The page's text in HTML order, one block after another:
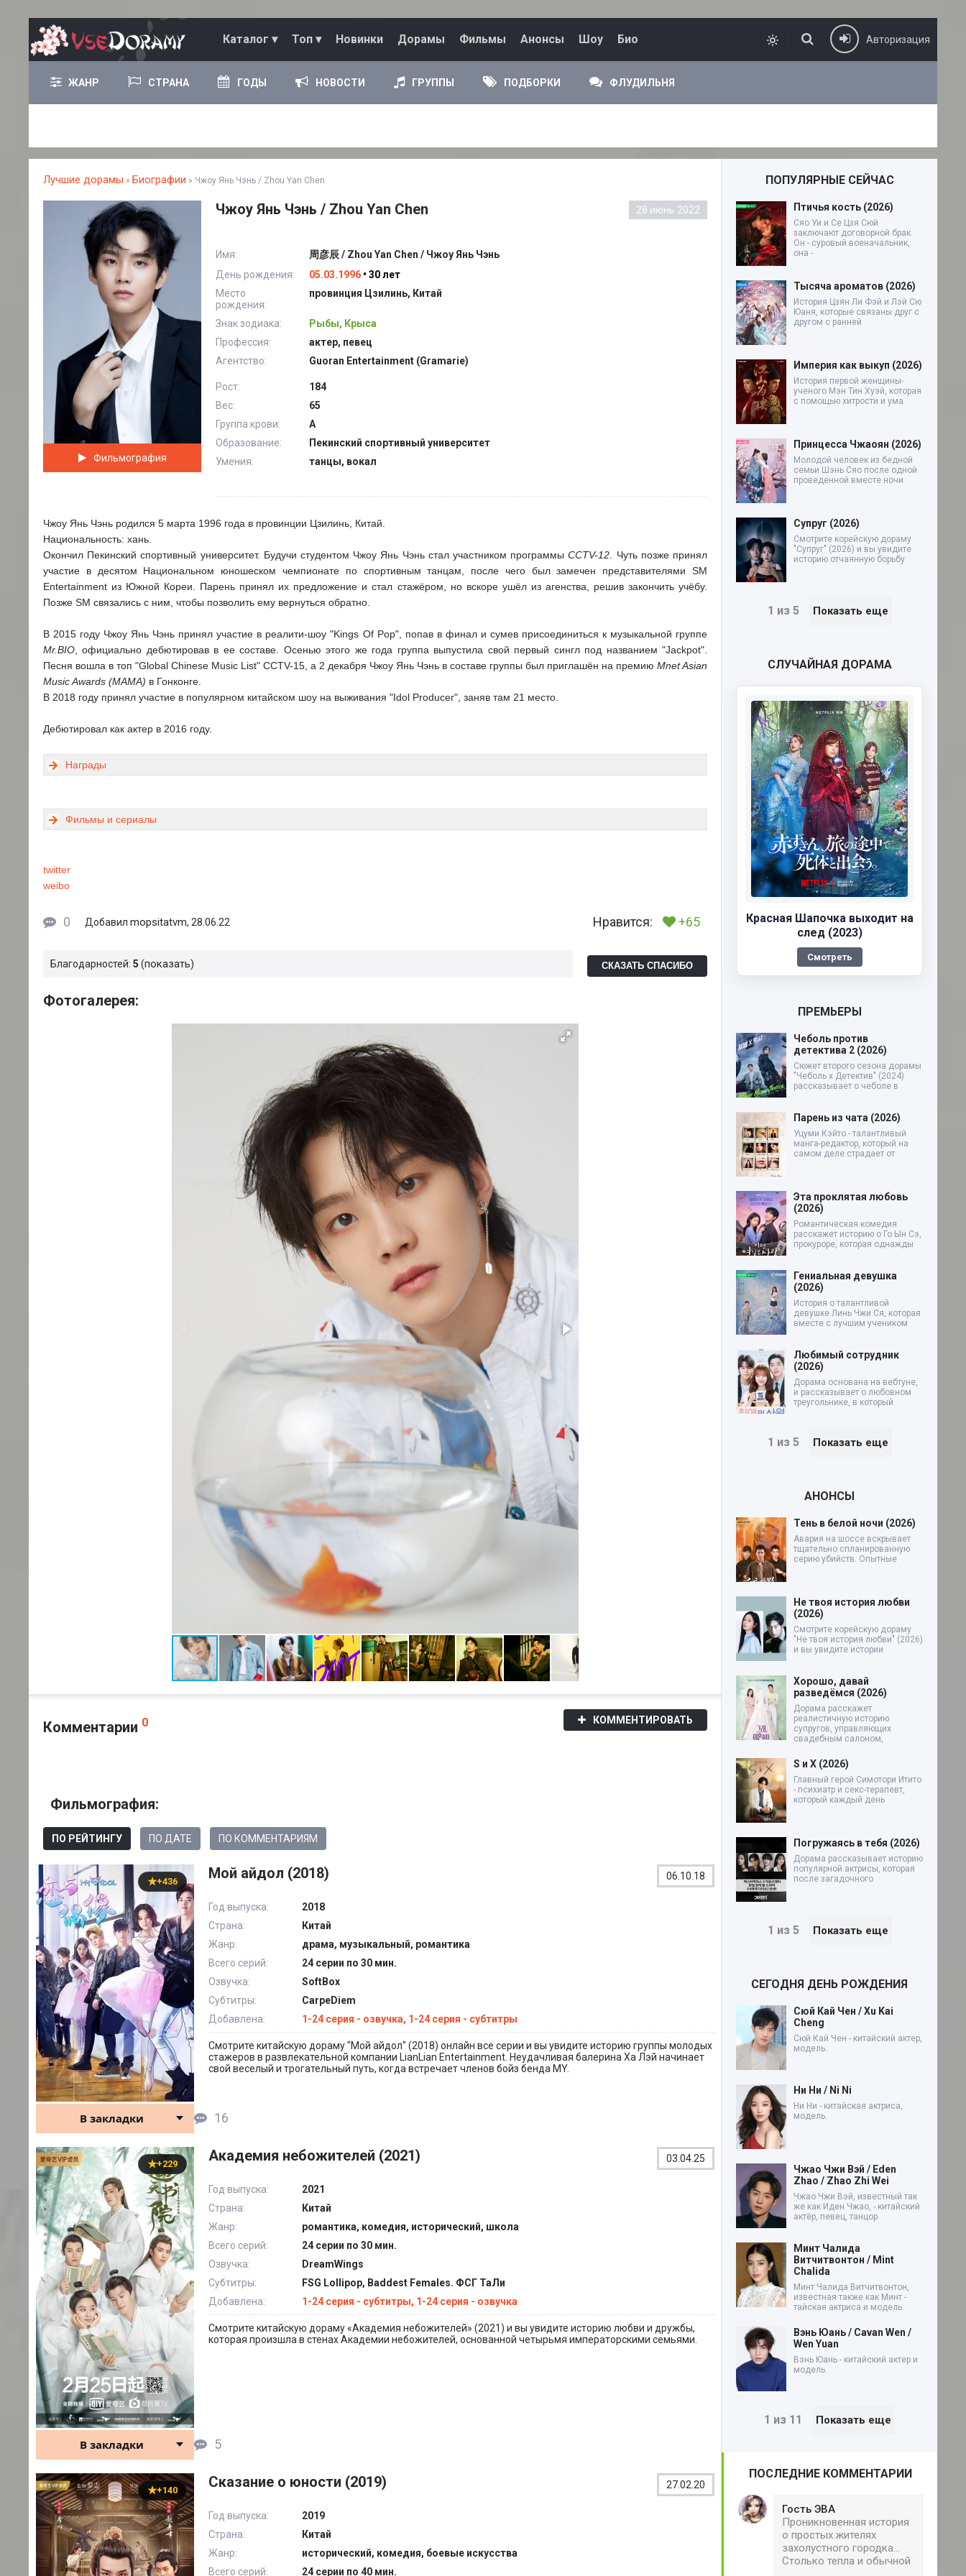
Каталог ▾ Топ ▾ Новинки Дорамы Фильмы Анонсы Шоу Био Авторизация
ЖАНР СТРАНА ГОДЫ НОВОСТИ ГРУППЫ ПОДБОРКИ ФЛУДИЛЬНЯ
Лучшие дорамы » Биографии » Чжоу Янь Чэнь / Zhou Yan Chen
Фильмография
Чжоу Янь Чэнь / Zhou Yan Chen 28 июнь 2022
Имя:
周彦辰 / Zhou Yan Chen / Чжоу Янь Чэнь
День рождения:
05.03.1996 • 30 лет
Место
рождения:
провинция Цзилинь, Китай
Знак зодиака:
Рыбы, Крыса
Профессия:
актер, певец
Агентство:
Guoran Entertainment (Gramarie)
Рост:
184
Вес:
65
Группа крови:
А
Образование:
Пекинский спортивный университет
Умения:
танцы, вокал
Чжоу Янь Чэнь родился 5 марта 1996 года в провинции Цзилинь, Китай.
Национальность: хань.
Окончил Пекинский спортивный университет. Будучи студентом Чжоу Янь Чэнь стал участником программыCCTV-12 . Чуть позже принял
участие в десятом Национальном юношеском чемпионате по спортивным танцам, после чего был замечен представителями SM
Entertainment из Южной Кореи. Парень принял их предложение и стал стажёром, но вскоре ушёл из агенства, решив закончить учёбу.
Позже SM связались с ним, чтобы позволить ему вернуться обратно.
В 2015 году Чжоу Янь Чэнь принял участие в реалити-шоу "Kings Of Pop", попав в финал и сумев присоединиться к музыкальной группе
Mr.BIO , официально дебютировав в ее составе. Осенью этого же года группа выпустила свой первый сингл под названием "Jackpot".
Песня вошла в топ "Global Chinese Music List" CCTV-15, а 2 декабря Чжоу Янь Чэнь в составе группы был приглашён на премию Mnet Asian
Music Awards (MAMA) в Гонконге.
В 2018 году принял участие в популярном китайском шоу на выживания "Idol Producer", заняв там 21 место.
Дебютировал как актер в 2016 году.
Награды
Фильмы и сериалы
twitter
weibo
0 Добавил mopsitatvm, 28.06.22 Нравится: +65
Благодарностей: 5 показать СКАЗАТЬ СПАСИБО
Фотогалерея:
Комментарии 0 КОММЕНТИРОВАТЬ
Фильмография:
ПО РЕЙТИНГУ ПО ДАТЕ ПО КОММЕНТАРИЯМ
+436 Мой айдол (2018) 06.10.18
Год выпуска:
2018
Страна:
Китай
Жанр:
драма, музыкальный, романтика
Всего серий:
24 серии по 30 мин.
Озвучка:
SoftBox
Субтитры:
CarpeDiem
Добавлена:
1-24 серия - озвучка, 1-24 серия - субтитры
Смотрите китайскую дораму "Мой айдол" (2018) онлайн все серии и вы увидите историю группы молодых
стажеров в развлекательной компании LianLian Entertainment. Неудачливая балерина Ха Лэй начинает
свой веселый и трогательный путь, когда встречает членов бойз бенда MY.
В закладки 16
+229 Академия небожителей (2021) 03.04.25
Год выпуска:
2021
Страна:
Китай
Жанр:
романтика, комедия, исторический, школа
Всего серий:
24 серии по 30 мин.
Озвучка:
DreamWings
Субтитры:
FSG Lollipop, Baddest Females. ФСГ ТаЛи
Добавлена:
1-24 серия - субтитры, 1-24 серия - озвучка
Смотрите китайскую дораму «Академия небожителей» (2021) и вы увидите историю любви и дружбы,
которая произшла в стенах Академии небожителей, основанной четырьмя императорскими семьями.
В закладки 5
+140 Сказание о юности (2019) 27.02.20
Год выпуска:
2019
Страна:
Китай
Жанр:
исторический, комедия, боевые искусства
Всего серий:
24 серии по 40 мин.
ПОПУЛЯРНЫЕ СЕЙЧАС
Птичья кость (2026)
Сяо Уи и Се Цзя Сюй
заключают договорной брак.
Он - суровый военачальник,
она -
Тысяча ароматов (2026)
История Цзян Ли Фэй и Лэй Сю
Юаня, которые связаны друг с
другом с ранней
Империя как выкуп (2026)
История первой женщины-
ученого Мэн Тин Хуэй, которая
с помощью хитрости и ума
Принцесса Чжаоян (2026)
Молодой человек из бедной
семьи Шэнь Сяо после одной
проведенной вместе ночи
Супруг (2026)
Смотрите корейскую дораму
"Супруг" (2026) и вы увидите
историю отчаянную борьбу
1 из 5 Показать еще
СЛУЧАЙНАЯ ДОРАМА
Красная Шапочка выходит на
след (2023)
Смотреть
ПРЕМЬЕРЫ
Чеболь против
детектива 2 (2026)
Сюжет второго сезона дорамы
"Чеболь x Детектив" (2024)
рассказывает о чеболе в
Парень из чата (2026)
Уцуми Кэйто - талантливый
манга-редактор, который на
самом деле страдает от
Эта проклятая любовь
(2026)
Романтическая комедия
расскажет историю о Го Ын Сэ,
прокуроре, которая однажды
Гениальная девушка
(2026)
История о талантливой
девушке Линь Чжи Ся, которая
вместе с лучшим учеником
Любимый сотрудник
(2026)
Дорама основана на вебтуне,
и рассказывает о любовном
треугольнике, в который
1 из 5 Показать еще
АНОНСЫ
Тень в белой ночи (2026)
Авария на шоссе вскрывает
тщательно спланированную
серию убийств. Опытные
Не твоя история любви
(2026)
Смотрите корейскую дораму
"Не твоя история любви" (2026)
и вы увидите истории
Хорошо, давай
разведёмся (2026)
Дорама расскажет
реалистичную историю
супругов, управляющих
свадебным салоном,
S и X (2026)
Главный герой Симотори Итито
- психиатр и секс-терапевт,
который каждый день
Погружаясь в тебя (2026)
Дорама рассказывает историю
популярной актрисы, которая
после загадочного
1 из 5 Показать еще
СЕГОДНЯ ДЕНЬ РОЖДЕНИЯ
Сюй Кай Чен / Xu Kai
Cheng
Сюй Кай Чен - китайский актер,
модель.
Ни Ни / Ni Ni
Ни Ни - китайская актриса,
модель.
Чжао Чжи Вэй / Eden
Zhao / Zhao Zhi Wei
Чжао Чжи Вэй, известный так
же как Иден Чжао, - китайский
актёр, певец, танцор
Минт Чалида
Витчитвонтон / Mint
Chalida
Минт Чалида Витчитвонтон,
известная также как Минт -
тайская актриса и модель.
Вэнь Юань / Cavan Wen /
Wen Yuan
Вэнь Юань - китайский актер и
модель.
1 из 11 Показать еще
ПОСЛЕДНИЕ КОММЕНТАРИИ
Гость ЭВА
Проникновенная история
о простых жителях
захолустного городка...
Столько тепла и обычной